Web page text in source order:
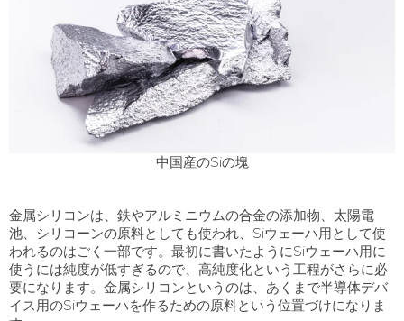
中国産のSiの塊
金属シリコンは、鉄やアルミニウムの合金の添加物、太陽電
池、シリコーンの原料としても使われ、 Siウェーハ用として使
われるのはごく一部です。最初に書いたようにSiウェーハ用に
使うには純度が低すぎるので、高純度化という工程がさらに必
要になります。金属シリコンというのは、あくまで半導体デバ
イス用のSiウェーハを作るための原料という位置づけになりま